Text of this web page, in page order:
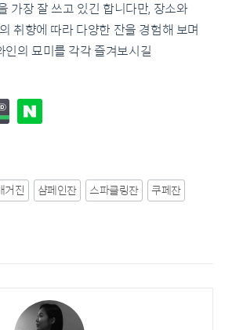
가장 잘 쓰고 있긴 합니다만, 장소와
취향에 따라 다양한 잔을 경험해 보며
인의 묘미를 각각 즐겨보시길
거진 샴페인잔 스파클링잔
쿠페잔